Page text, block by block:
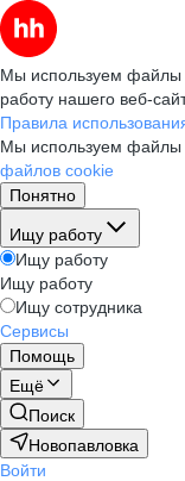
Мы используем файлы
работу нашего веб-
Правила
Мы используем файлы
файлов cookie
Понятно
Ищу работу
Ищу работу
Ищу работу
Ищу сотрудника
Сервисы
Помощь
Ещё
Поиск
Новопавловка
Войти